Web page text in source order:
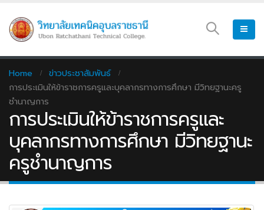
Home
ข่าวประชาสัมพันธ์
การประเมินให้ข้าราชการครูและบุคลากรทางการศึกษา มีวิทยฐานะครู
ชำนาญการ
การประเมินให้ข้าราชการครูและ
บุคลากรทางการศึกษา มีวิทยฐานะ
ครูชำนาญการ